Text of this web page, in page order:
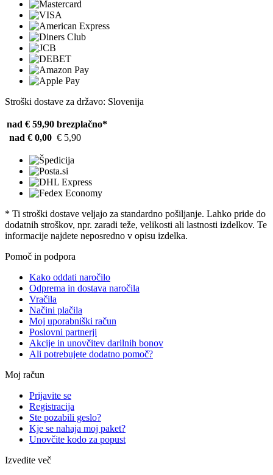
Stroški dostave za državo: Slovenija
nad € 59,90 brezplačno*
nad € 0,00 € 5,90
* Ti stroški dostave veljajo za standardno pošiljanje. Lahko pride do
dodatnih stroškov, npr. zaradi teže, velikosti ali lastnosti izdelkov. Te
informacije najdete neposredno v opisu izdelka.
Pomoč in podpora
Kako oddati naročilo
Odprema in dostava naročila
Vračila
Načini plačila
Moj uporabniški račun
Poslovni partnerji
Akcije in unovčitev darilnih bonov
Ali potrebujete dodatno pomoč?
Moj račun
Prijavite se
Registracija
Ste pozabili geslo?
Kje se nahaja moj paket?
Unovčite kodo za popust
Izvedite več